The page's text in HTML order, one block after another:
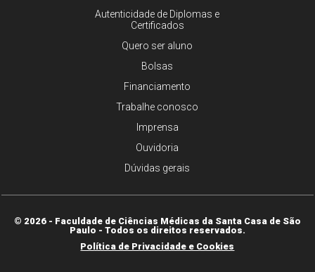
Autenticidade de Diplomas e
Certificados
Quero ser aluno
Bolsas
Financiamento
Trabalhe conosco
Imprensa
Ouvidoria
Dúvidas gerais
© 2026 - Faculdade de Ciências Médicas da Santa Casa de São
Paulo - Todos os direitos reservados.
Política de Privacidade e Cookies